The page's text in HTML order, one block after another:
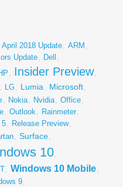
April 2018 Update, ARM ,
Update, Dell ,
, Insider Preview,
, LG, Lumia, Microsoft,
, Nokia, Nvidia, Office,
, Outlook, Rainmeter,
5, Release Preview,
, Surface,
10,
, Windows 10 Mobile,
9,